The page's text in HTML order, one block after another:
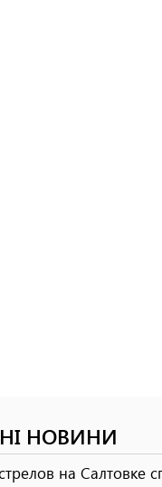
НОВИНИ
на Салтовке